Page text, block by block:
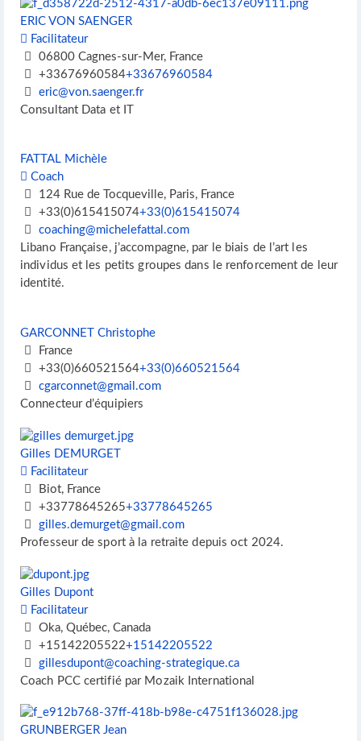
ERIC VON SAENGER
Facilitateur
06800 Cagnes-sur-Mer, France
+33676960584+33676960584
eric@von.saenger.fr
Consultant Data et IT
FATTAL Michèle
Coach
124 Rue de Tocqueville, Paris, France
+33(0)615415074+33(0)615415074
coaching@michelefattal.com
Libano Française, j’accompagne, par le biais de l’art les
individus et les petits groupes dans le renforcement de leur
identité.
GARCONNET Christophe
France
+33(0)660521564+33(0)660521564
cgarconnet@gmail.com
Connecteur d’équipiers
Gilles DEMURGET
Facilitateur
Biot, France
+33778645265+33778645265
gilles.demurget@gmail.com
Professeur de sport à la retraite depuis oct 2024.
Gilles Dupont
Facilitateur
Oka, Québec, Canada
+15142205522+15142205522
gillesdupont@coaching-strategique.ca
Coach PCC certifié par Mozaik International
GRUNBERGER Jean